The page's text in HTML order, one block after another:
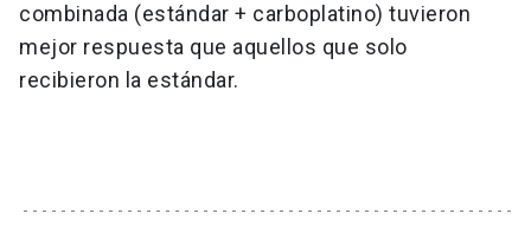
combinada (estándar + carboplatino) tuvieron
mejor respuesta que aquellos que solo
recibieron la estándar.